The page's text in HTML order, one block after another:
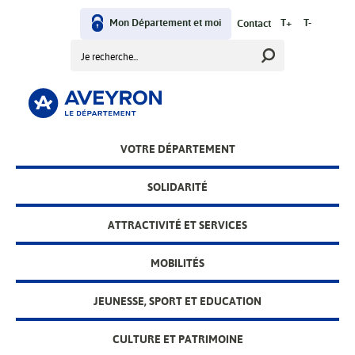
menu
Mon Département et moi Contact T+ T-
VOTRE DÉPARTEMENT
SOLIDARITÉ
ATTRACTIVITÉ ET SERVICES
MOBILITÉS
JEUNESSE, SPORT ET EDUCATION
CULTURE ET PATRIMOINE